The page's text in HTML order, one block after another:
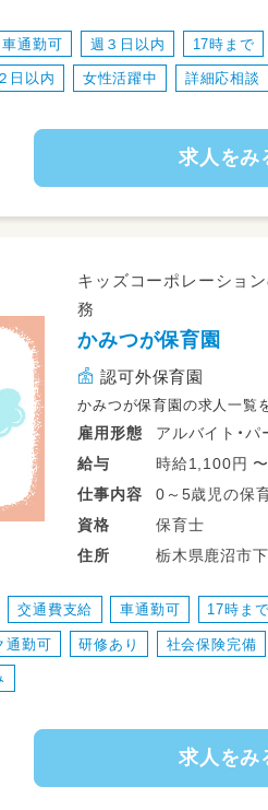
ご自宅まで児
日常生活で必
② 7人乗りアイ
③ 8人乗りス
※②③はお子さ
【利用定員】
10名（7〜10名
車通勤可 週３日以内 17時まで
日以内 女性活躍中 詳細応相談
求人をみ
キッズコーポレーション
務
かみつが保育園
認可外保育園
かみつが保育園の求人一覧
雇用形態
アルバイト・パ
給与
時給1,100円
仕事内容
0～5歳児の保
理、食事やトイ
で、子どもた
＜スケジュー
・07:30～登園
・12:30～午睡(
・15:00～自発
資格
保育士
住所
栃木県鹿沼市下田町1丁目5004番
交通費支給 車通勤可 17時まで
通勤可 研修あり 社会保険完備
求人をみ